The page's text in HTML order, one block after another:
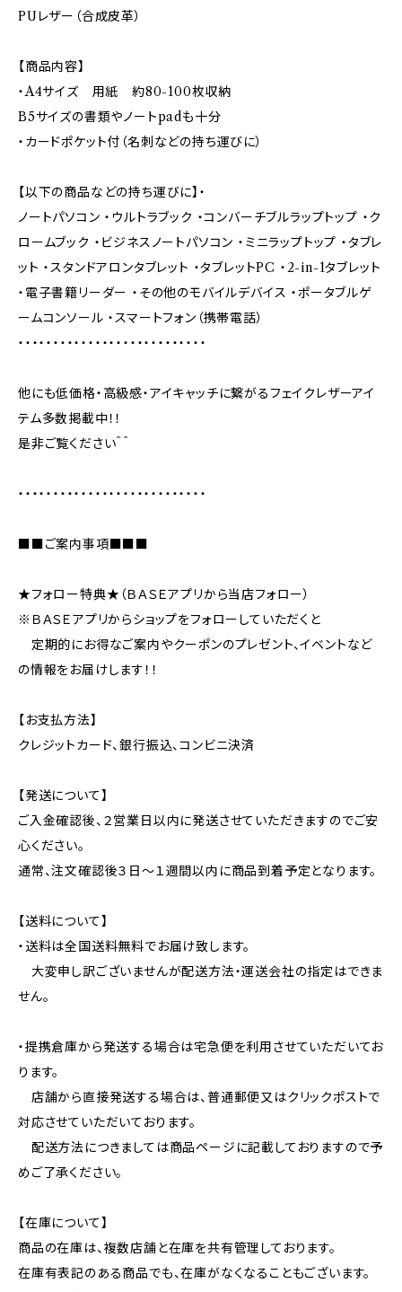
PUレザー（合成皮革）
【商品内容】
・A4サイズ 用紙 約80-100枚収納
B5サイズの書類やノートpadも十分
・カードポケット付（名刺などの持ち運びに）
【以下の商品などの持ち運びに】・
ノートパソコン ・ウルトラブック ・コンバーチブルラップトップ ・ク
ロームブック ・ビジネスノートパソコン ・ミニラップトップ ・タブレ
ット ・スタンドアロンタブレット ・タブレットPC ・2-in-1タブレット
・電子書籍リーダー ・その他のモバイルデバイス ・ポータブルゲ
ームコンソール ・スマートフォン（携帯電話）
・・・・・・・・・・・・・・・・・・・・・・・・・・・
他にも低価格・高級感・アイキャッチに繋がるフェイクレザーアイ
テム多数掲載中！！
是非ご覧ください＾＾
・・・・・・・・・・・・・・・・・・・・・・・・・・・
■■ご案内事項■■■
★フォロー特典★（ＢＡＳＥアプリから当店フォロー）
※ＢＡＳＥアプリからショップをフォローしていただくと
定期的にお得なご案内やクーポンのプレゼント、イベントなど
の情報をお届けします！！
【お支払方法】
クレジットカード、銀行振込、コンビニ決済
【発送について】
ご入金確認後、２営業日以内に発送させていただきますのでご安
心ください。
通常、注文確認後３日〜１週間以内に商品到着予定となります。
【送料について】
・送料は全国送料無料でお届け致します。
大変申し訳ございませんが配送方法・運送会社の指定はできま
せん。
・提携倉庫から発送する場合は宅急便を利用させていただいてお
ります。
店舗から直接発送する場合は、普通郵便又はクリックポストで
対応させていただいております。
配送方法につきましては商品ページに記載しておりますので予
めご了承ください。
【在庫について】
商品の在庫は、複数店舗と在庫を共有管理しております。
在庫有表記のある商品でも、在庫がなくなることもございます。